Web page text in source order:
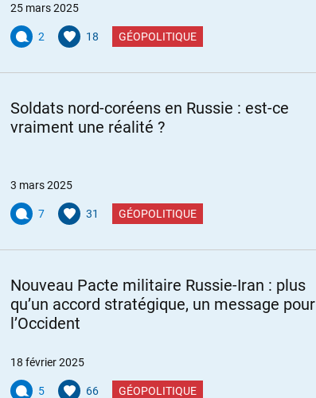
25 mars 2025
2 18 GÉOPOLITIQUE
Soldats nord-coréens en Russie : est-ce
vraiment une réalité ?
3 mars 2025
7 31 GÉOPOLITIQUE
Nouveau Pacte militaire Russie-Iran : plus
qu’un accord stratégique, un message pour
l’Occident
18 février 2025
5 66 GÉOPOLITIQUE